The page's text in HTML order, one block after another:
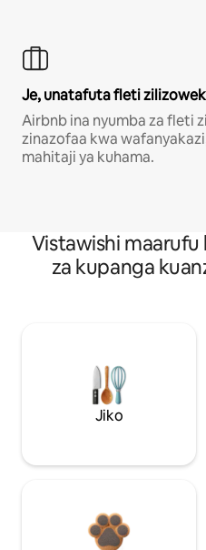
Je, unatafuta fleti
Airbnb ina nyumba za fleti
zinazofaa kwa
mahitaji ya kuhama.
Vistawishi
za kupanga
Jiko